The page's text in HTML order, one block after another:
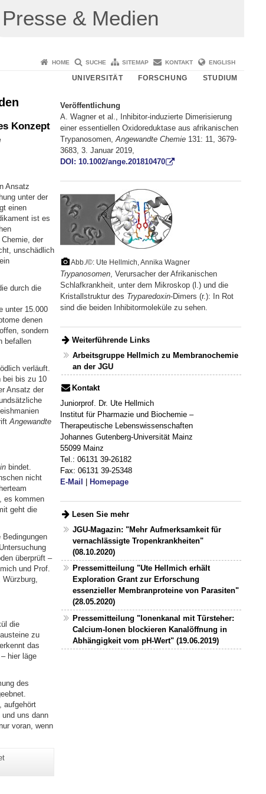
Presse & Medien
HOME SUCHE SITEMAP KONTAKT ENGLISH
UNIVERSITÄT FORSCHUNG STUDIUM
Konzept
Ansatz
unter der
einen
ist es
der
unschädlich
durch die
unter 15.000
denen
sondern
befallen
verläuft.
bei bis zu 10
Ansatz der
Angewandte
bindet.
nicht
es kommen
geht die
überprüft –
und Prof.
die
zu
das
hier läge
des
aufgehört
uns dann
voran, wenn
Veröffentlichung
A. Wagner et al., Inhibitor‐induzierte Dimerisierung
einer essentiellen Oxidoreduktase aus afrikanischen
Trypanosomen,Angewandte Chemie131: 11, 3679-
3683, 3. Januar 2019,
DOI: 10.1002/ange.201810470
Abb./©: Ute Hellmich, Annika Wagner
Trypanosomen, Verursacher der Afrikanischen
Schlafkrankheit, unter dem Mikroskop (l.) und die
Kristallstruktur des Tryparedoxin-Dimers (r.): In Rot
sind die beiden Inhibitormoleküle zu sehen.
Weiterführende Links
Arbeitsgruppe Hellmich zu Membranochemie
an der JGU
Kontakt
Juniorprof. Dr. Ute Hellmich
Institut für Pharmazie und Biochemie –
Therapeutische Lebenswissenschaften
Johannes Gutenberg-Universität Mainz
55099 Mainz
Tel.: 06131 39-26182
Fax: 06131 39-25348
E-Mail
Homepage
Lesen Sie mehr
JGU-Magazin: "Mehr Aufmerksamkeit für
vernachlässigte Tropenkrankheiten"
(08.10.2020)
Pressemitteilung "Ute Hellmich erhält
Exploration Grant zur Erforschung
essenzieller Membranproteine von Parasiten"
(28.05.2020)
Pressemitteilung "Ionenkanal mit Türsteher:
Calcium-Ionen blockieren Kanalöffnung in
Abhängigkeit vom pH-Wert" (19.06.2019)